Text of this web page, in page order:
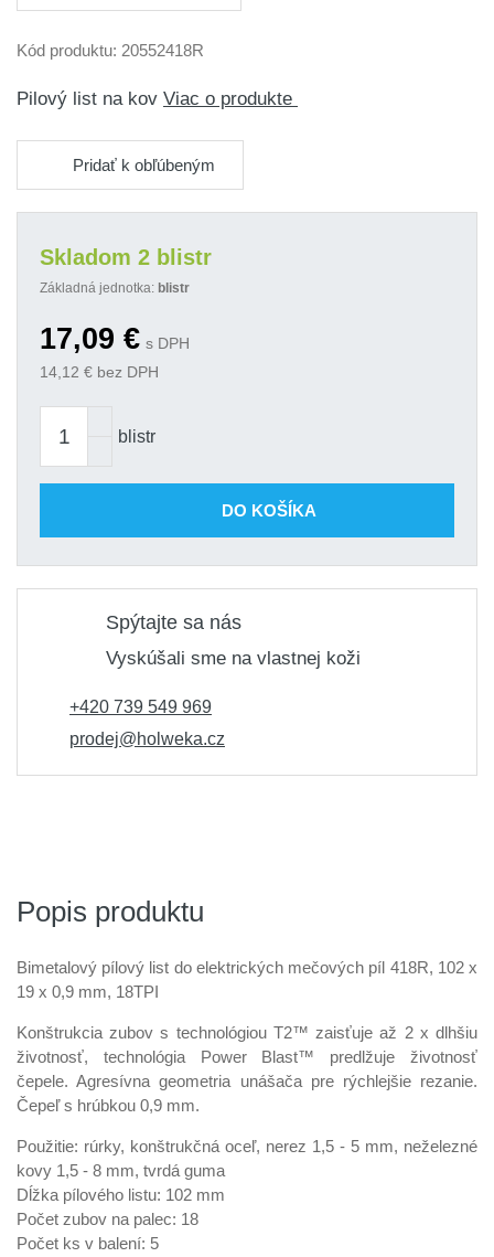
Kód produktu: 20552418R
Pilový list na kov Viac o produkte
Pridať k obľúbeným
Skladom 2 blistr
Základná jednotka: blistr
17,09 € s DPH
14,12 € bez DPH
blistr
DO KOŠÍKA
Spýtajte sa nás
Vyskúšali sme na vlastnej koži
+420 739 549 969
prodej@holweka.cz
Popis produktu
Bimetalový pílový list do elektrických mečových píl 418R, 102 x
19 x 0,9 mm, 18TPI
Konštrukcia zubov s technológiou T2™ zaisťuje až 2 x dlhšiu
životnosť, technológia Power Blast™ predlžuje životnosť
čepele. Agresívna geometria unášača pre rýchlejšie rezanie.
Čepeľ s hrúbkou 0,9 mm.
Použitie: rúrky, konštrukčná oceľ, nerez 1,5 - 5 mm, neželezné
kovy 1,5 - 8 mm, tvrdá guma
Dĺžka pílového listu: 102 mm
Počet zubov na palec: 18
Počet ks v balení: 5